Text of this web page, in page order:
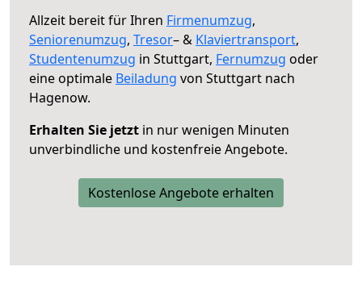
Allzeit bereit für Ihren Firmenumzug,
Seniorenumzug, Tresor– & Klaviertransport,
Studentenumzug in Stuttgart, Fernumzug oder
eine optimale Beiladung von Stuttgart nach
Hagenow.
Erhalten Sie jetzt in nur wenigen Minuten
unverbindliche und kostenfreie Angebote.
Kostenlose Angebote erhalten